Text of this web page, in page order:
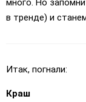
много. Но
в тренде) и
Итак, погнали:
Краш